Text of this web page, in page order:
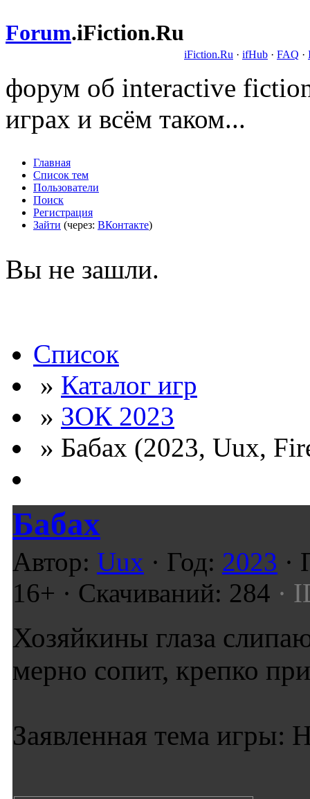
Forum.iFiction.Ru
iFiction.Ru · ifHub · FAQ ·
форум об interactive
играх и всём таком...
Главная
Список тем
Пользователи
Поиск
Регистрация
Зайти (через: ВКонтакте)
Вы не зашли.
Список
» Каталог игр
» ЗОК 2023
» Бабах (2023, Uux,
Бабах
Автор: Uux · Год: 2023 ·
16+ · Скачиваний: 284 ·
Хозяйкины глаза
мерно сопит, крепко
Заявленная тема игры: